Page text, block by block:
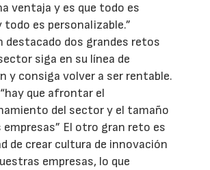
ventaja y es que todo es
todo es personalizable.”
destacado dos grandes retos
siga en su línea de
y consiga volver a ser rentable.
que afrontar el
del sector y el tamaño
empresas” El otro gran reto es
de crear cultura de innovación
empresas, lo que